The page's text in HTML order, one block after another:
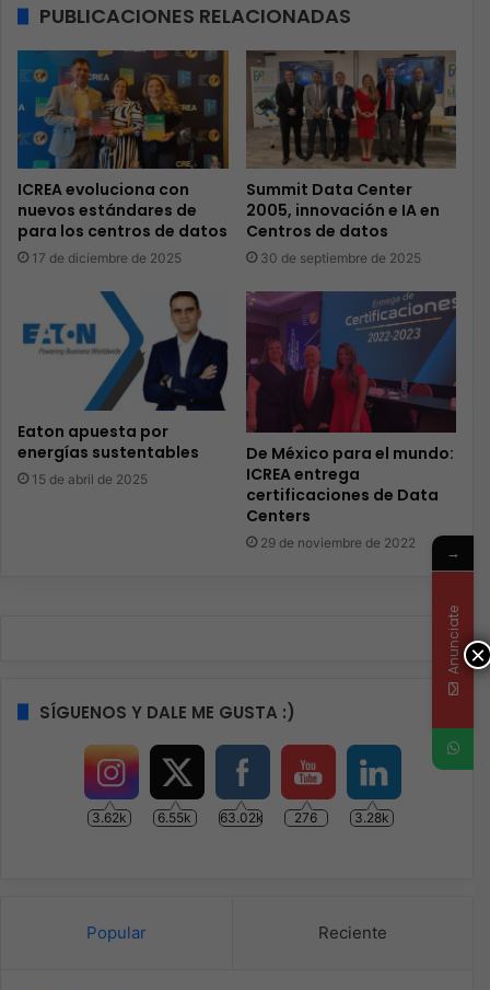
PUBLICACIONES RELACIONADAS
ICREA evoluciona con
nuevos estándares de
para los centros de datos
17 de diciembre de 2025
Summit Data Center
2005, innovación e IA en
Centros de datos
30 de septiembre de 2025
Eaton apuesta por
energías sustentables
15 de abril de 2025
De México para el mundo:
ICREA entrega
certificaciones de Data
Centers
29 de noviembre de 2022
SÍGUENOS Y DALE ME GUSTA :)
3.62k 6.55k 63.02k 276 3.28k
Popular Reciente
×
→
Anunciate